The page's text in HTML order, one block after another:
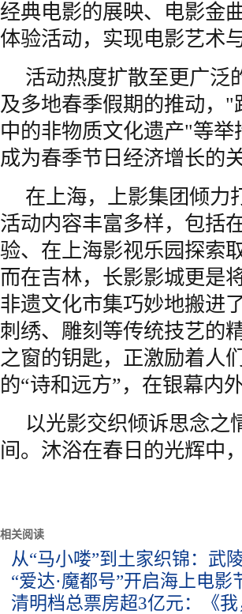
经典电影的展映、电影金
体验活动，实现电影艺术
活动热度扩散至更广泛
及多地春季假期的推动，
中的非物质文化遗产"等举
成为春季节日经济增长的
在上海，上影集团倾力
活动内容丰富多样，包括
验、在上海影视乐园探索
而在吉林，长影影城更是
非遗文化市集巧妙地搬进
刺绣、雕刻等传统技艺的
之窗的钥匙，正激励着人
的“诗和远方”，在银幕内
以光影交织倾诉思念之
间。沐浴在春日的光辉中
相关阅读
从“马小喽”到土家织锦：武
“爱达·魔都号”开启海上电
清明档总票房超3亿元：《